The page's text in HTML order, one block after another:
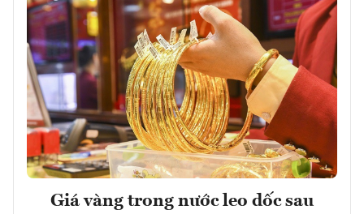
Giá vàng trong nước leo dốc sau